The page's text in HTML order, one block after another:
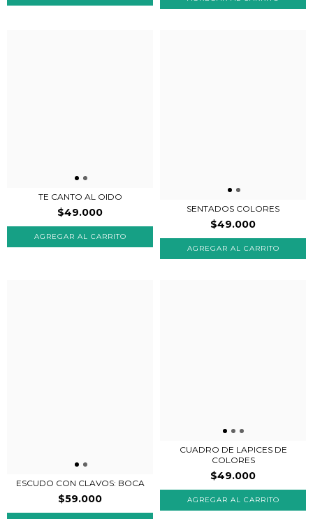
TE CANTO AL OIDO
$49.000 SENTADOS COLORES
$49.000
AGREGAR AL CARRITO
ESCUDO CON CLAVOS: BOCA
$59.000
CUADRO DE LAPICES DE
COLORES
$49.000